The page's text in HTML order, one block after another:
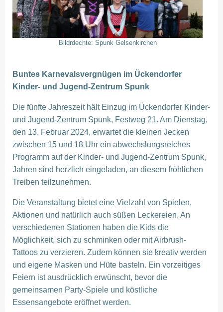
Bildrdechte: Spunk Gelsenkirchen
Buntes Karnevalsvergnügen im Ückendorfer
Kinder- und Jugend-Zentrum Spunk
Die fünfte Jahreszeit hält Einzug im Ückendorfer Kinder-
und Jugend-Zentrum Spunk, Festweg 21. Am Dienstag,
den 13. Februar 2024, erwartet die kleinen Jecken
zwischen 15 und 18 Uhr ein abwechslungsreiches
Programm auf der Kinder- und Jugend-Zentrum Spunk,
Jahren sind herzlich eingeladen, an diesem fröhlichen
Treiben teilzunehmen.
Die Veranstaltung bietet eine Vielzahl von Spielen,
Aktionen und natürlich auch süßen Leckereien. An
verschiedenen Stationen haben die Kids die
Möglichkeit, sich zu schminken oder mit Airbrush-
Tattoos zu verzieren. Zudem können sie kreativ werden
und eigene Masken und Hüte basteln. Ein vorzeitiges
Feiern ist ausdrücklich erwünscht, bevor die
gemeinsamen Party-Spiele und köstliche
Essensangebote eröffnet werden.